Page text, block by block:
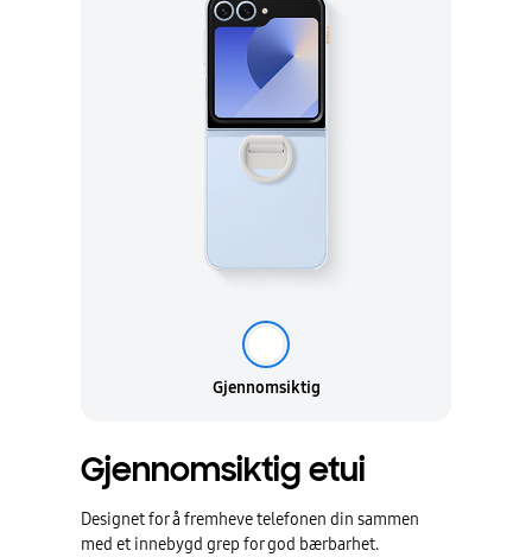
Gjennomsiktig etui
Designet for å fremheve telefonen din sammen
med et innebygd grep for god bærbarhet.
Gjennomsiktig